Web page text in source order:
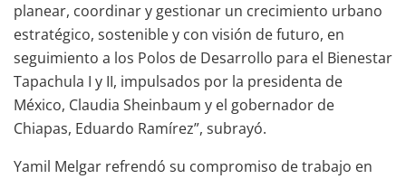
planear, coordinar y gestionar un crecimiento urbano
estratégico, sostenible y con visión de futuro, en
seguimiento a los Polos de Desarrollo para el Bienestar
Tapachula I y II, impulsados por la presidenta de
México, Claudia Sheinbaum y el gobernador de
Chiapas, Eduardo Ramírez”, subrayó.
Yamil Melgar refrendó su compromiso de trabajo en